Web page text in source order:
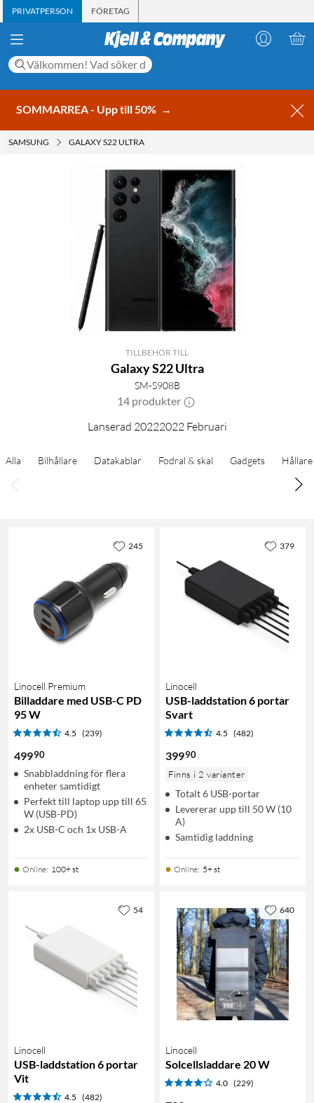
PRIVATPERSON FÖRETAG
SOMMARREA - Upp till 50% →
SAMSUNG GALAXY S22 ULTRA
TILLBEHÖR TILL
Galaxy S22 Ultra
SM-S908B
14 produkter
Lanserad 20222022 Februari
Alla Bilhållare Datakablar Fodral & skal Gadgets Hållare
Linocell Premium
Billaddare med USB-C PD
95 W
4.5 (239)
49990
Snabbladdning för flera
enheter samtidigt
Perfekt till laptop upp till 65
W (USB-PD)
2x USB-C och 1x USB-A
Online: 100+ st
245
Linocell
USB-laddstation 6 portar
Svart
4.5 (482)
39990
Finns i 2 varianter
Totalt 6 USB-portar
Levererar upp till 50 W (10
A)
Samtidig laddning
Online: 5+ st
379
Linocell
USB-laddstation 6 portar
Vit
4.5 (482)
54
Linocell
Solcellsladdare 20 W
4.0 (229)
640